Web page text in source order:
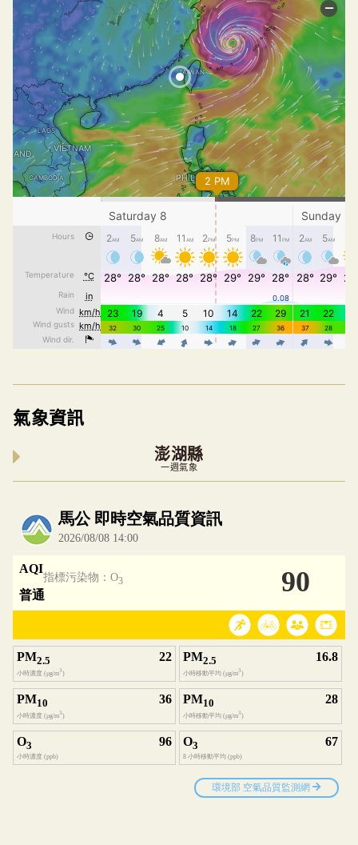
氣象資訊
澎湖縣
一週氣象
內嵌空氣品質小工具為視覺預覽，完整即時空